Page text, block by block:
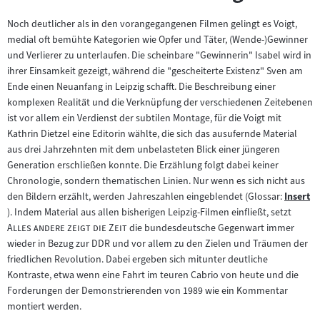
Noch deutlicher als in den vorangegangenen Filmen gelingt es Voigt,
medial oft bemühte Kategorien wie Opfer und Täter, (Wende-)Gewinner
und Verlierer zu unterlaufen. Die scheinbare "Gewinnerin" Isabel wird in
ihrer Einsamkeit gezeigt, während die "gescheiterte Existenz" Sven am
Ende einen Neuanfang in Leipzig schafft. Die Beschreibung einer
komplexen Realität und die Verknüpfung der verschiedenen Zeitebenen
ist vor allem ein Verdienst der subtilen Montage, für die Voigt mit
Kathrin Dietzel eine Editorin wählte, die sich das ausufernde Material
aus drei Jahrzehnten mit dem unbelasteten Blick einer jüngeren
Generation erschließen konnte. Die Erzählung folgt dabei keiner
Chronologie, sondern thematischen Linien. Nur wenn es sich nicht aus
den Bildern erzählt, werden Jahreszahlen eingeblendet (Glossar:Zum
Inhalt:
Insert
). Indem Material aus allen bisherigen Leipzig-Filmen einfließt, setzt"
Alles andere zeigt die Zeit"die bundesdeutsche Gegenwart immer
wieder in Bezug zur DDR und vor allem zu den Zielen und Träumen der
friedlichen Revolution. Dabei ergeben sich mitunter deutliche
Kontraste, etwa wenn eine Fahrt im teuren Cabrio von heute und die
Forderungen der Demonstrierenden von 1989 wie ein Kommentar
montiert werden.